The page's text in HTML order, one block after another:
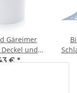
Gäreimer
und
- 32 Liter
€*